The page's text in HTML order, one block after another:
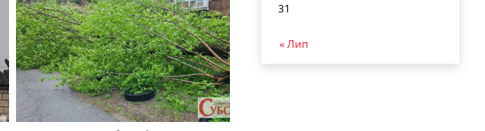
31
« Лип